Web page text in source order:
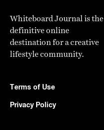
Whiteboard Journal is the
definitive online
destination for a creative
lifestyle community.
Terms of Use
Privacy Policy